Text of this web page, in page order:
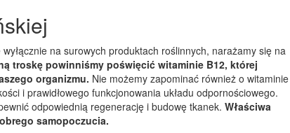
na surowych produktach roślinnych, narażamy się na
troskę powinniśmy poświęcić witaminie B12, której
organizmu. Nie możemy zapominać również o witaminie
i prawidłowego funkcjonowania układu odpornościowego.
odpowiednią regenerację i budowę tkanek. Właściwa
samopoczucia.